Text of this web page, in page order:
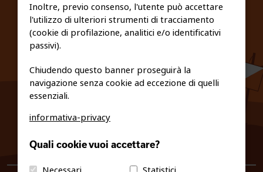
PRIVACY E COOKIE POLICY
info@fiso.it|fiso@pec-mail.eu
Inoltre, previo consenso, l'utente può accettare
l'utilizzo di ulteriori strumenti di tracciamento
(cookie di profilazione, analitici e/o identificativi
passivi).
Chiudendo questo banner proseguirà la
navigazione senza cookie ad eccezione di quelli
essenziali.
informativa-privacy
Quali cookie vuoi accettare?